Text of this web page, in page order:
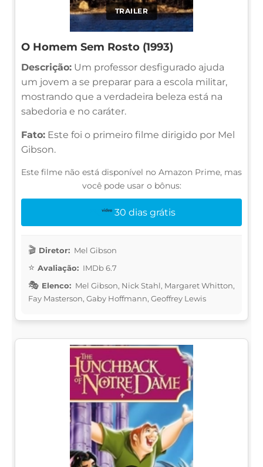
TRAILER
O Homem Sem Rosto (1993)
Descrição: Um professor desfigurado ajuda
um jovem a se preparar para a escola militar,
mostrando que a verdadeira beleza está na
sabedoria e no caráter.
Fato: Este foi o primeiro filme dirigido por Mel
Gibson.
Este filme não está disponível no Amazon Prime, mas
você pode usar o bônus:
30 dias grátis
Diretor: Mel Gibson
Avaliação: IMDb 6.7
Elenco: Mel Gibson, Nick Stahl, Margaret Whitton,
Fay Masterson, Gaby Hoffmann, Geoffrey Lewis